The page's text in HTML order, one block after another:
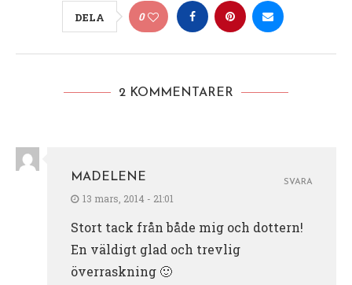
DELA 0
2 KOMMENTARER
MADELENE
13 mars, 2014 - 21:01
Stort tack från både mig och dottern!
En väldigt glad och trevlig
överraskning 🙂
SVARA